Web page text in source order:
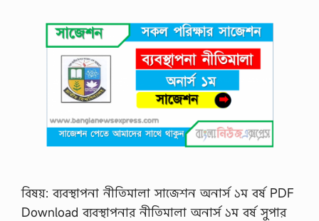
বিষয়: ব্যবস্থাপনা নীতিমালা সাজেশন অনার্স ১ম বর্ষ PDF
Download ব্যবস্থাপনার নীতিমালা অনার্স ১ম বর্ষ সুপার